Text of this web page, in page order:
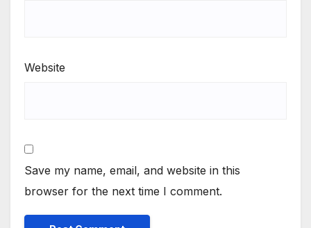
Website
Save my name, email, and website in this
browser for the next time I comment.